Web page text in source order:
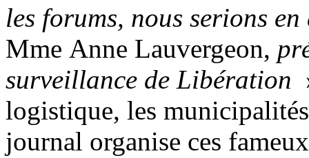
les forums, nous serions en
Mme Anne Lauvergeon,
surveillance de Libération
logistique, les
journal organise ces